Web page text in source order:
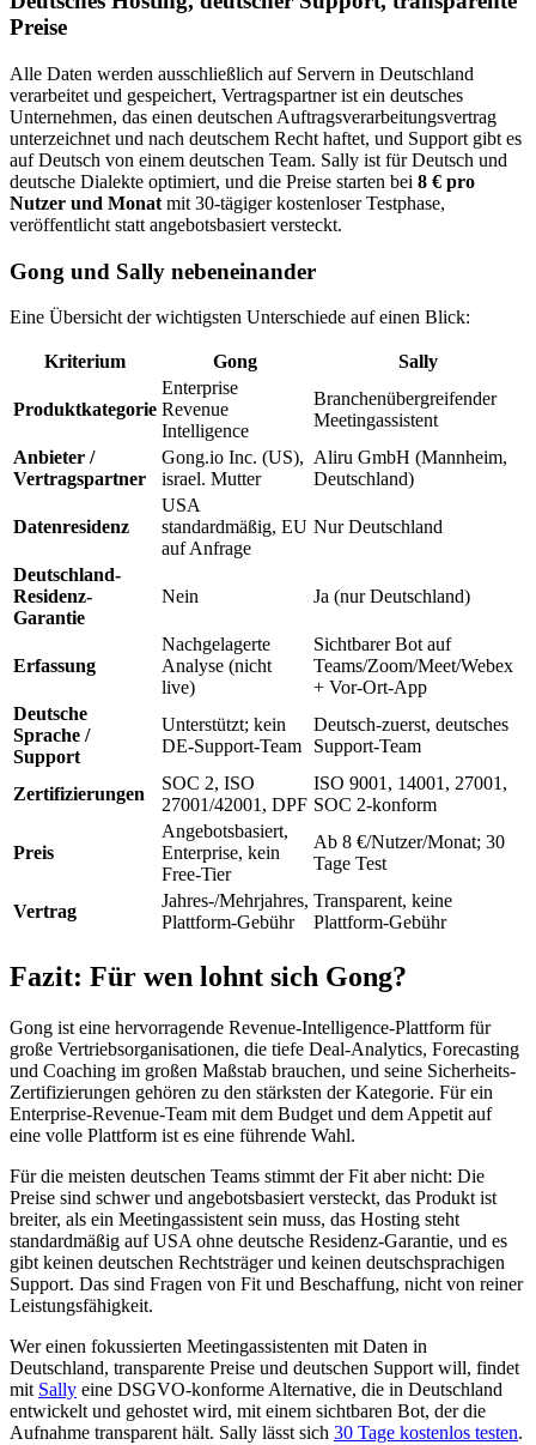
Preise
Alle Daten werden ausschließlich auf Servern in Deutschland
verarbeitet und gespeichert, Vertragspartner ist ein deutsches
Unternehmen, das einen deutschen Auftragsverarbeitungsvertrag
unterzeichnet und nach deutschem Recht haftet, und Support gibt es
auf Deutsch von einem deutschen Team. Sally ist für Deutsch und
deutsche Dialekte optimiert, und die Preise starten bei 8 € pro
Nutzer und Monat mit 30-tägiger kostenloser Testphase,
veröffentlicht statt angebotsbasiert versteckt.
Gong und Sally nebeneinander
Eine Übersicht der wichtigsten Unterschiede auf einen Blick:
Kriterium Gong Sally
Produktkategorie
Enterprise
Revenue
Intelligence
Branchenübergreifender
Meetingassistent
Anbieter /
Vertragspartner
Gong.io Inc. (US),
israel. Mutter
Aliru GmbH (Mannheim,
Deutschland)
Datenresidenz
USA
standardmäßig, EU
auf Anfrage
Nur Deutschland
Deutschland-
Residenz-
Garantie
Nein Ja (nur Deutschland)
Erfassung
Nachgelagerte
Analyse (nicht
live)
Sichtbarer Bot auf
Teams/Zoom/Meet/Webex
+ Vor-Ort-App
Deutsche
Sprache /
Support
Unterstützt; kein
DE-Support-Team
Deutsch-zuerst, deutsches
Support-Team
Zertifizierungen
SOC 2, ISO
27001/42001, DPF
ISO 9001, 14001, 27001,
SOC 2-konform
Preis
Angebotsbasiert,
Enterprise, kein
Free-Tier
Ab 8 €/Nutzer/Monat; 30
Tage Test
Vertrag
Jahres-/Mehrjahres,
Plattform-Gebühr
Transparent, keine
Plattform-Gebühr
Fazit: Für wen lohnt sich Gong?
Gong ist eine hervorragende Revenue-Intelligence-Plattform für
große Vertriebsorganisationen, die tiefe Deal-Analytics, Forecasting
und Coaching im großen Maßstab brauchen, und seine Sicherheits-
Zertifizierungen gehören zu den stärksten der Kategorie. Für ein
Enterprise-Revenue-Team mit dem Budget und dem Appetit auf
eine volle Plattform ist es eine führende Wahl.
Für die meisten deutschen Teams stimmt der Fit aber nicht: Die
Preise sind schwer und angebotsbasiert versteckt, das Produkt ist
breiter, als ein Meetingassistent sein muss, das Hosting steht
standardmäßig auf USA ohne deutsche Residenz-Garantie, und es
gibt keinen deutschen Rechtsträger und keinen deutschsprachigen
Support. Das sind Fragen von Fit und Beschaffung, nicht von reiner
Leistungsfähigkeit.
Wer einen fokussierten Meetingassistenten mit Daten in
Deutschland, transparente Preise und deutschen Support will, findet
mit Sally eine DSGVO-konforme Alternative, die in Deutschland
entwickelt und gehostet wird, mit einem sichtbaren Bot, der die
Aufnahme transparent hält. Sally lässt sich 30 Tage kostenlos testen.